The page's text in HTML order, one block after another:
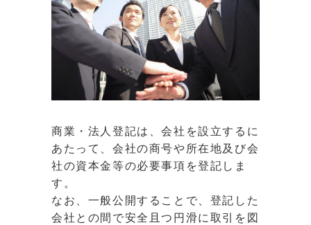
商業・法人登記は、会社を設立するに
あたって、会社の商号や所在地及び会
社の資本金等の必要事項を登記しま
す。
なお、一般公開することで、登記した
会社との間で安全且つ円滑に取引を図